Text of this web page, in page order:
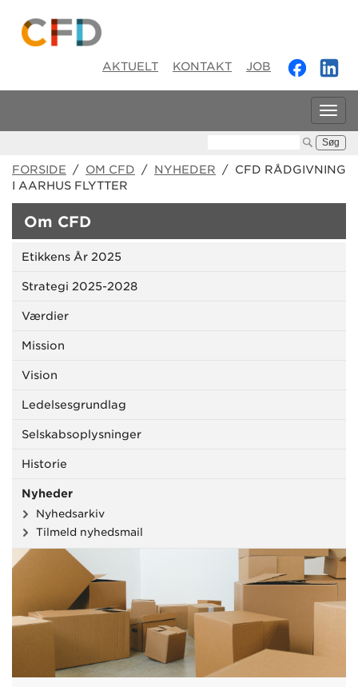
AKTUELT KONTAKT JOB
FORSIDE / OM CFD / NYHEDER / CFD RÅDGIVNING
I AARHUS FLYTTER
Om CFD
Etikkens År 2025
Strategi 2025-2028
Værdier
Mission
Vision
Ledelsesgrundlag
Selskabsoplysninger
Historie
Nyheder
Nyhedsarkiv
Tilmeld nyhedsmail